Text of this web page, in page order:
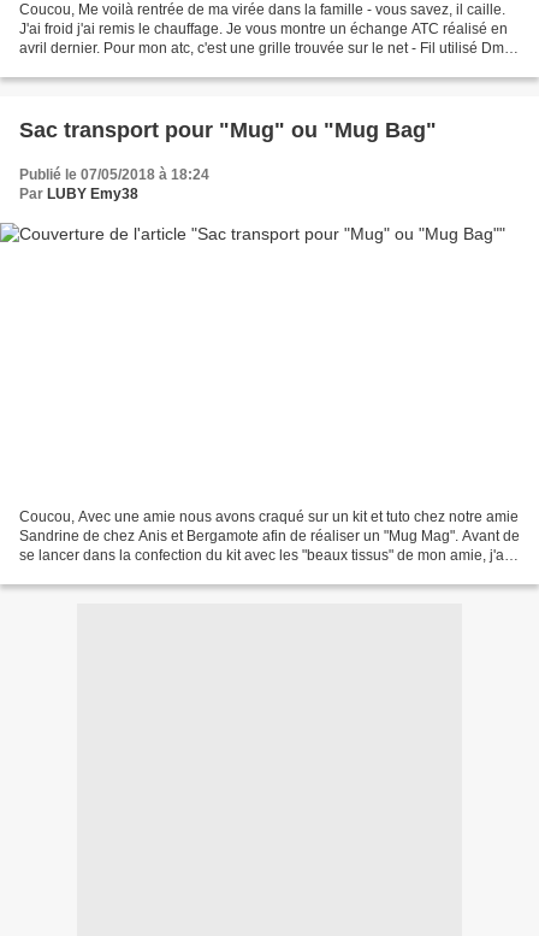
Coucou, Me voilà rentrée de ma virée dans la famille - vous savez, il caille.
J'ai froid j'ai remis le chauffage. Je vous montre un échange ATC réalisé en
avril dernier. Pour mon atc, c'est une grille trouvée sur le net - Fil utilisé Dmc
Sac transport pour "Mug" ou "Mug Bag"
Publié le 07/05/2018 à 18:24
Par LUBY Emy38
Coucou, Avec une amie nous avons craqué sur un kit et tuto chez notre amie
Sandrine de chez Anis et Bergamote afin de réaliser un "Mug Mag". Avant de
se lancer dans la confection du kit avec les "beaux tissus" de mon amie, j'ai